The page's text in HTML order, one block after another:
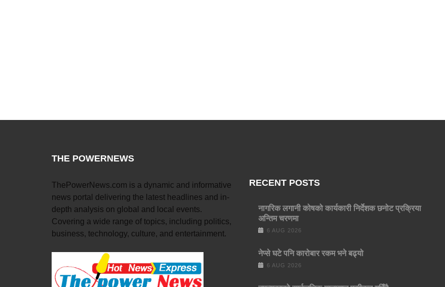
THE POWERNEWS
ThePowerNews.com is a dynamic and informative
news portal delivering the latest headlines and in-
depth analysis on global and local events.
Covering a wide range of topics, including politics,
business, technology, culture, and entertainment.
RECENT POSTS
नागरिक लगानी कोषको कार्यकारी निर्देशक छनोट प्रक्रिया
अन्तिम चरणमा
6 AUG 2026
नेप्से घटे पनि कारोबार रकम भने बढ्यो
6 AUG 2026